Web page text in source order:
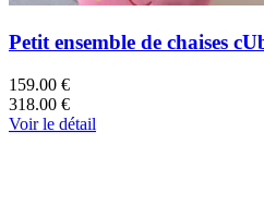
Petit ensemble de chaises
159.00 €
318.00 €
Voir le détail